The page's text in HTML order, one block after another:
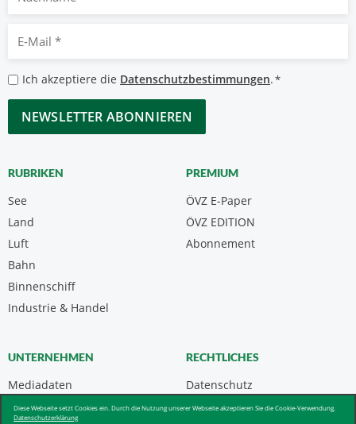
Diese Webseite setzt Cookies ein. Durch die Nutzung unserer Webseite akzeptieren Sie die Cookie-Verwendung.
Datenschutzerklärung
Mail
*
Datenschutzbestimmungen
*
Ich akzeptiere die Datenschutzbestimmungen.*
CAPTCHA
RUBRIKEN
See
Land
Luft
Bahn
Binnenschiff
Industrie & Handel
PREMIUM
ÖVZ E-Paper
Abonnement
ÖVZ EDITION
UNTERNEHMEN
Mediadaten
Kontakt
RECHTLICHES
Datenschutz
Impressum